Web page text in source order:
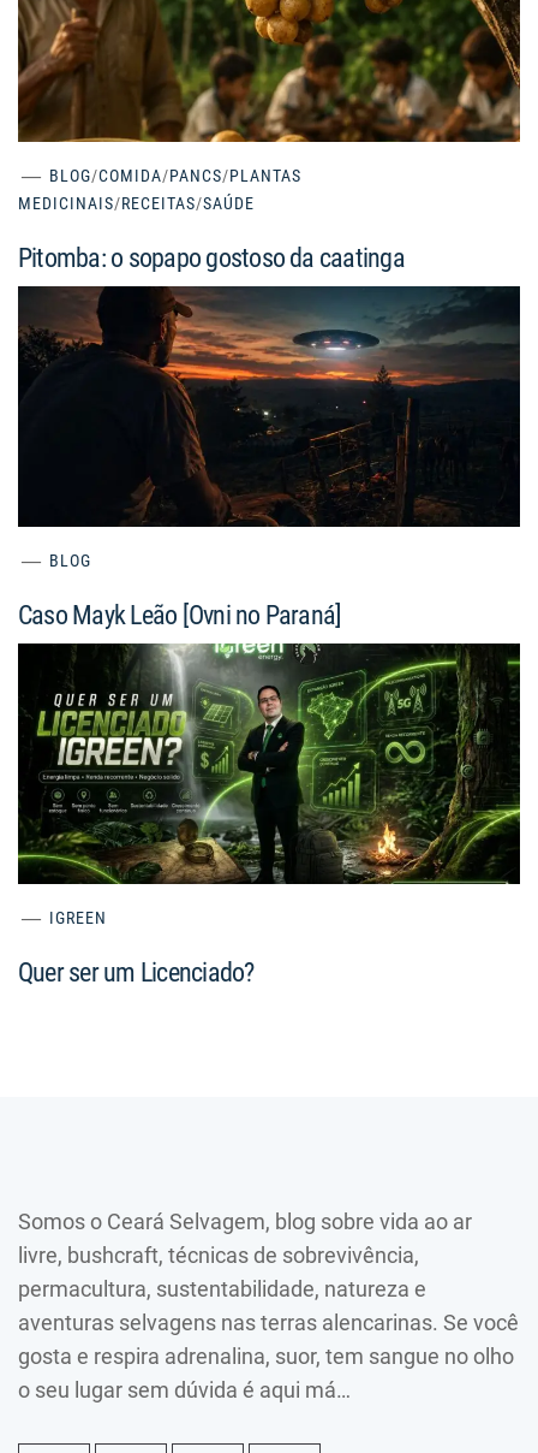
BLOG/COMIDA/PANCS/PLANTAS
MEDICINAIS/RECEITAS/SAÚDE
Pitomba: o sopapo gostoso da caatinga
BLOG
Caso Mayk Leão [Ovni no Paraná]
IGREEN
Quer ser um Licenciado?
Somos o Ceará Selvagem, blog sobre vida ao ar
livre, bushcraft, técnicas de sobrevivência,
permacultura, sustentabilidade, natureza e
aventuras selvagens nas terras alencarinas. Se você
gosta e respira adrenalina, suor, tem sangue no olho
o seu lugar sem dúvida é aqui má…